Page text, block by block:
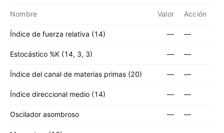
Nombre Valor Acción
Índice de fuerza relativa (14) — —
Estocástico %K (14, 3, 3) — —
Índice del canal de materias primas (20) — —
Índice direccional medio (14) — —
Oscilador asombroso — —